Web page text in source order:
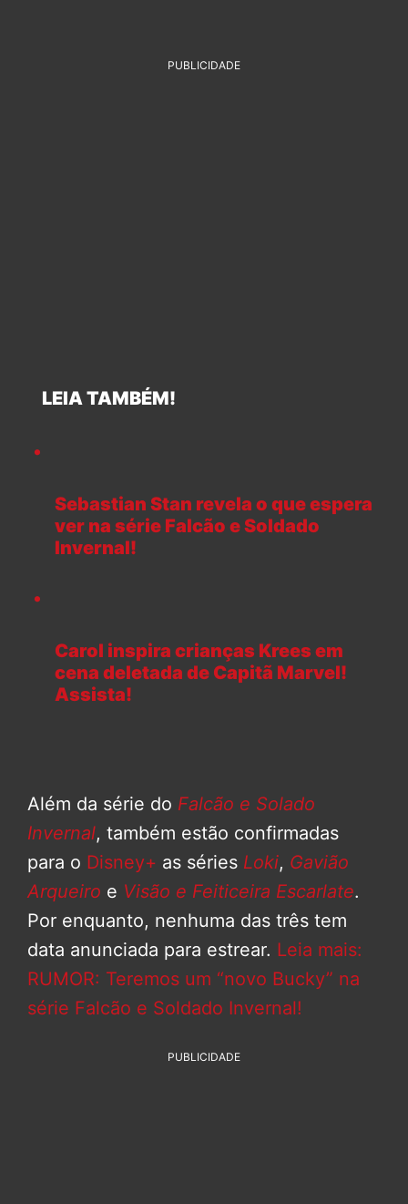
PUBLICIDADE
LEIA TAMBÉM!
Sebastian Stan revela o que espera
ver na série Falcão e Soldado
Invernal!
Carol inspira crianças Krees em
cena deletada de Capitã Marvel!
Assista!
Além da série do Falcão e Solado
Invernal, também estão confirmadas
para o Disney+ as séries Loki, Gavião
Arqueiro e Visão e Feiticeira Escarlate.
Por enquanto, nenhuma das três tem
data anunciada para estrear. Leia mais:
RUMOR: Teremos um “novo Bucky” na
série Falcão e Soldado Invernal!
PUBLICIDADE